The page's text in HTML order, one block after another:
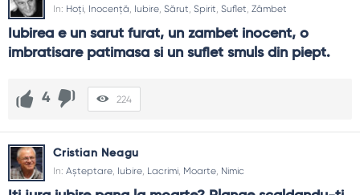
In: Hoţi, Inocență, Iubire, Sărut, Spirit, Suflet, Zâmbet
Iubirea e un sarut furat, un zambet inocent, o
imbratisare patimasa si un suflet smuls din piept.
4 224
Cristian Neagu
In: Așteptare, Iubire, Lacrimi, Moarte, Nimic